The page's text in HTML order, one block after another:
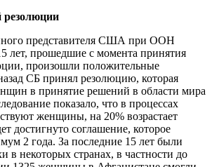
представителя США при ООН
лет, прошедшие с момента принятия
произошли положительные
СБ принял резолюцию, которая
в принятие решений в области мира
показало, что в процессах
женщины, на 20% возрастает
достигнуто соглашение, которое
2 года. За последние 15 лет были
в некоторых странах, в частности до